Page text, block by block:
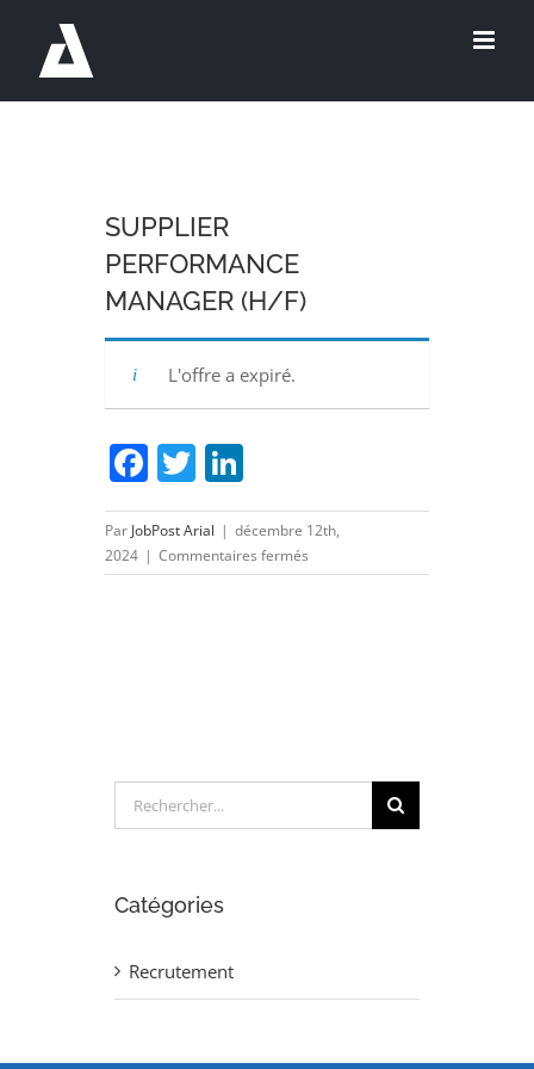
contenu
SUPPLIER
PERFORMANCE
MANAGER (H/F)
L'offre a expiré.
Facebook
Twitter
Par JobPost Arial | décembre 12th,
2024 | Commentaires fermés
SUPPLIER
Rechercher:
Catégories
Recrutement